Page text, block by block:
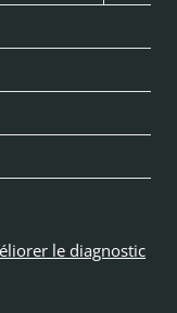
le
menu
le diagnostic